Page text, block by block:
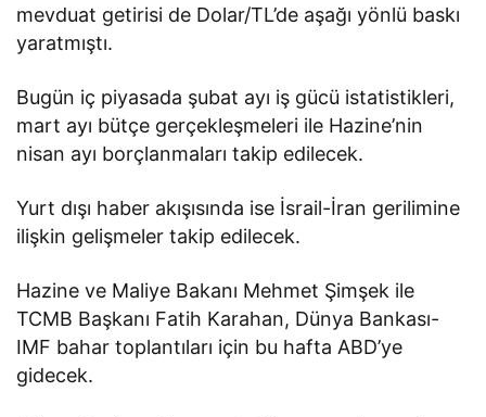
mevduat getirisi de Dolar/TL’de aşağı yönlü baskı
yaratmıştı.
Bugün iç piyasada şubat ayı iş gücü istatistikleri,
mart ayı bütçe gerçekleşmeleri ile Hazine’nin
nisan ayı borçlanmaları takip edilecek.
Yurt dışı haber akışısında ise İsrail-İran gerilimine
ilişkin gelişmeler takip edilecek.
Hazine ve Maliye Bakanı Mehmet Şimşek ile
TCMB Başkanı Fatih Karahan, Dünya Bankası-
IMF bahar toplantıları için bu hafta ABD’ye
gidecek.